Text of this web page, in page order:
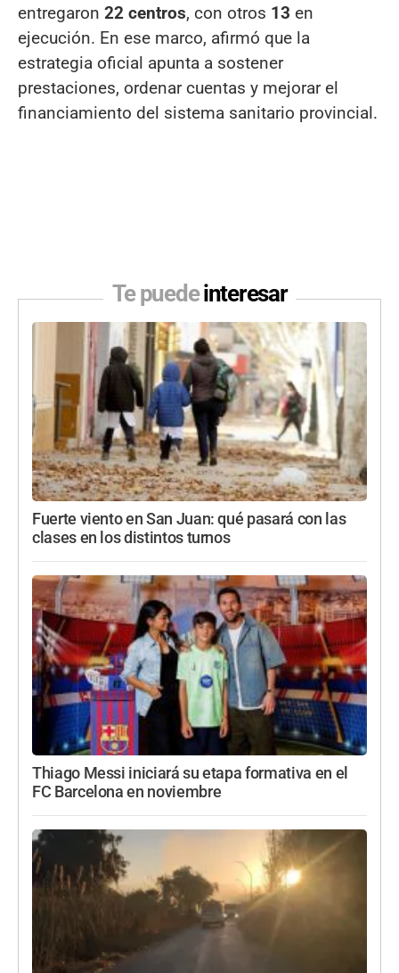
entregaron 22 centros, con otros 13 en
ejecución. En ese marco, afirmó que la
estrategia oficial apunta a sostener
prestaciones, ordenar cuentas y mejorar el
financiamiento del sistema sanitario provincial.
Te puedeinteresar
Fuerte viento en San Juan: qué pasará con las
clases en los distintos turnos
Thiago Messi iniciará su etapa formativa en el
FC Barcelona en noviembre